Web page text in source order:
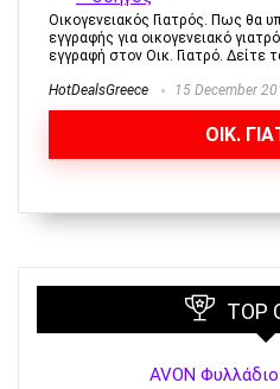
Οικογενειακός Γιατρός. Πως θα
εγγραφής για οικογενειακό
εγγραφή στον Οικ. Γιατρό. Δείτε
HotDealsGreece 15 December
ΟΙΚ.
TOP
AVON